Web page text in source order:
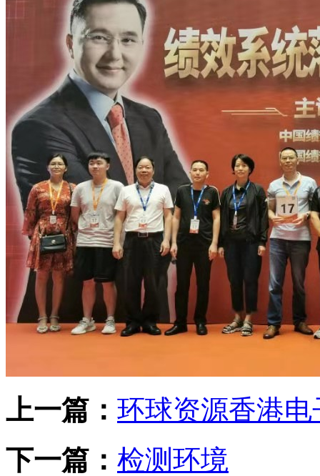
上一篇： 环球资源香港电
下一篇： 检测环境